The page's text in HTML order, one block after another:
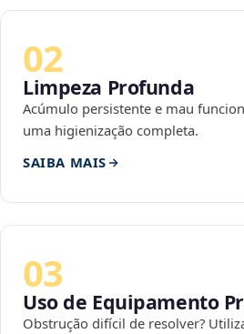
02
Limpeza Profunda
Acúmulo persistente e mau
uma higienização completa.
SAIBA MAIS
03
Uso de Equipamento
Obstrução difícil de resolver?